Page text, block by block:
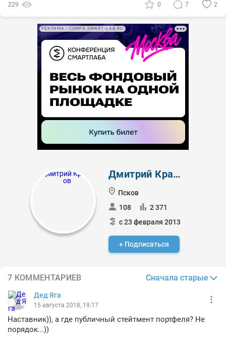
229 0 7 2
РЕКЛАМА • CONFA.SMART-LAB.RU
Дмитрий Краснов
Псков
108
2 371
с 23 февраля 2013
+ Подписаться
7 КОММЕНТАРИЕВ Сначала старые
Дед Яга
15 августа 2018, 19:17
Наставник)), а где публичный стейтмент портфеля? Не
порядок...))